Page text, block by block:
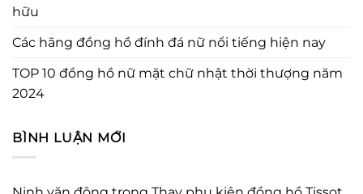
hữu
Các hãng đồng hồ đính đá nữ nổi tiếng hiện nay
TOP 10 đồng hồ nữ mặt chữ nhật thời thượng năm
2024
BÌNH LUẬN MỚI